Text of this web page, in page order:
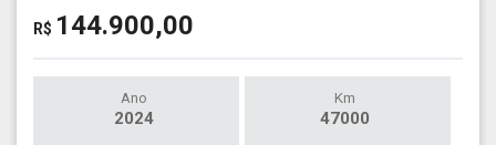
R$ 144.900,00
Ano
2024
Km
47000